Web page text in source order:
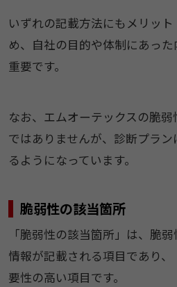
いずれの記載方法にもメリッ
め、自社の目的や体制にあっ
重要です。
なお、エムオーテックスの脆
ではありませんが、診断プラ
るようになっています。
脆弱性の該当箇所
「脆弱性の該当箇所」は、脆
情報が記載される項目であり
要性の高い項目です。